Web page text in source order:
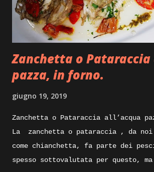
tre costolette a porzione, olio evo
Salvia, succo di melagrana,
integrale, burro, olio evo,
Execution: Ricetta facile per il
che ci apprestiamo a preparare,
Zanchetta o Pataraccia
pazza, in forno.
giugno 19, 2019
Zanchetta o Pataraccia all’acqua
La zanchetta o pataraccia , da noi
come chianchetta, fa parte dei
spesso sottovalutata per questo,